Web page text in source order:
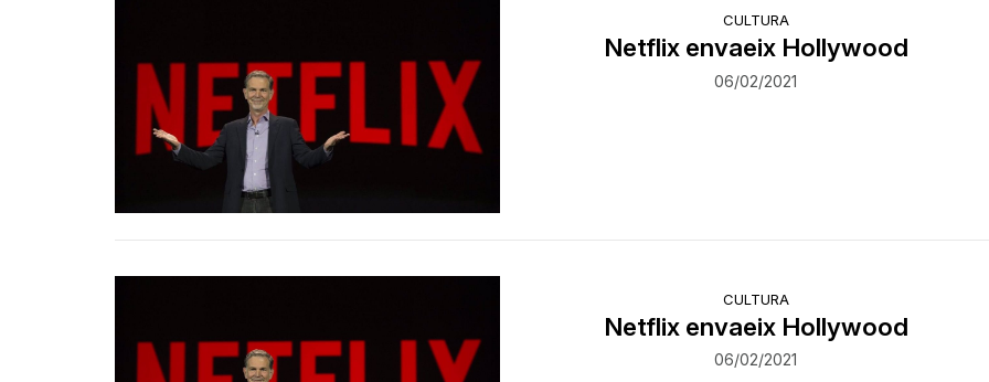
CULTURA
Netflix envaeix Hollywood
06/02/2021
CULTURA
Netflix envaeix Hollywood
06/02/2021